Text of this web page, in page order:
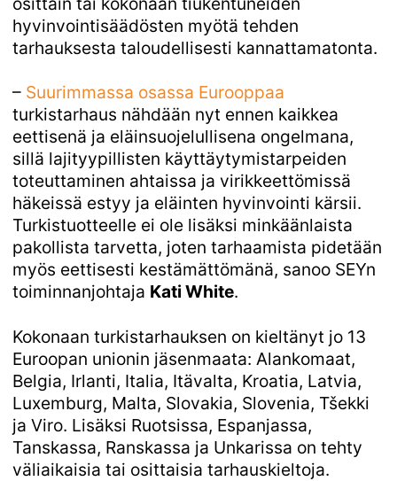
hyvinvointisäädösten myötä tehden
tarhauksesta taloudellisesti kannattamatonta.
– Suurimmassa osassa Eurooppaa
turkistarhaus nähdään nyt ennen kaikkea
eettisenä ja eläinsuojelullisena ongelmana,
sillä lajityypillisten käyttäytymistarpeiden
toteuttaminen ahtaissa ja virikkeettömissä
häkeissä estyy ja eläinten hyvinvointi kärsii.
Turkistuotteelle ei ole lisäksi minkäänlaista
pakollista tarvetta, joten tarhaamista pidetään
myös eettisesti kestämättömänä, sanoo SEYn
toiminnanjohtaja Kati White.
Kokonaan turkistarhauksen on kieltänyt jo 13
Euroopan unionin jäsenmaata: Alankomaat,
Belgia, Irlanti, Italia, Itävalta, Kroatia, Latvia,
Luxemburg, Malta, Slovakia, Slovenia, Tšekki
ja Viro. Lisäksi Ruotsissa, Espanjassa,
Tanskassa, Ranskassa ja Unkarissa on tehty
väliaikaisia tai osittaisia tarhauskieltoja.